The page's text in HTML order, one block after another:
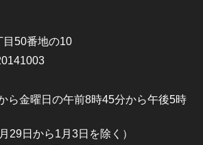
目50番地の10
ら金曜日の午前8時45分から午後5時
29日から1月3日を除く）